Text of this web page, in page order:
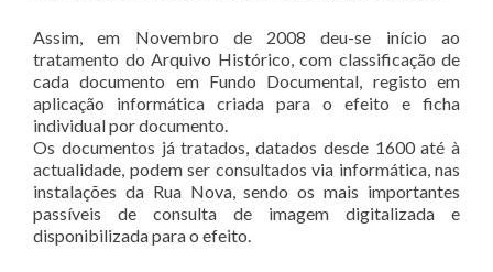
Assim, em Novembro de 2008 deu-se início ao
tratamento do Arquivo Histórico, com classificação de
cada documento em Fundo Documental, registo em
aplicação informática criada para o efeito e ficha
individual por documento.
Os documentos já tratados, datados desde 1600 até à
actualidade, podem ser consultados via informática, nas
instalações da Rua Nova, sendo os mais importantes
passíveis de consulta de imagem digitalizada e
disponibilizada para o efeito.